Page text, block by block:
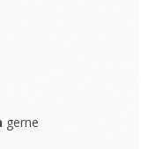
gerne